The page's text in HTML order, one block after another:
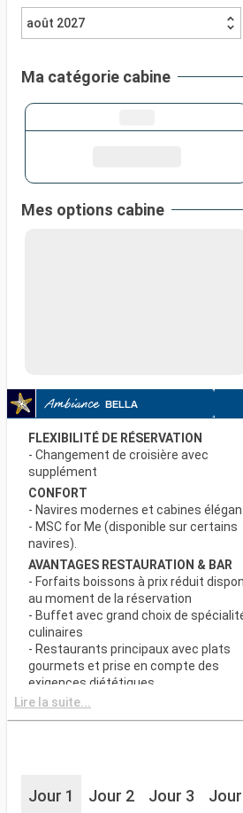
août 2027
Ma catégorie cabine
Mes options cabine
FLEXIBILITÉ DE RÉSERVATION
- Changement de croisière avec
supplément
CONFORT
- Navires modernes et cabines
- MSC for Me (disponible sur certains
navires).
AVANTAGES RESTAURATION & BAR
- Forfaits boissons à prix réduit
au moment de la réservation
- Buffet avec grand choix de
culinaires
- Restaurants principaux avec plats
gourmets et prise en compte des
exigences diététiques
SPORT ET DIVERTISSEMENTS
- Programme varié de spectacles de
- Salle de sport équipée avec vue
panoramique
Lire la suite...
Jour 1 Jour 2 Jour 3